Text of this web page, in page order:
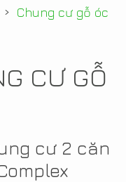
› Chung cư gỗ óc
CƯ GỖ
cư 2 căn